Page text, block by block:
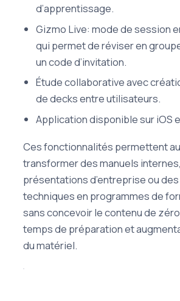
d’apprentissage.
Gizmo Live: mode de session
qui permet de réviser en
un code d’invitation.
Étude collaborative avec
de decks entre utilisateurs.
Application disponible sur iOS
Ces fonctionnalités permettent
transformer des manuels
présentations d’entreprise ou
techniques en programmes de
sans concevoir le contenu de
temps de préparation et
du matériel.